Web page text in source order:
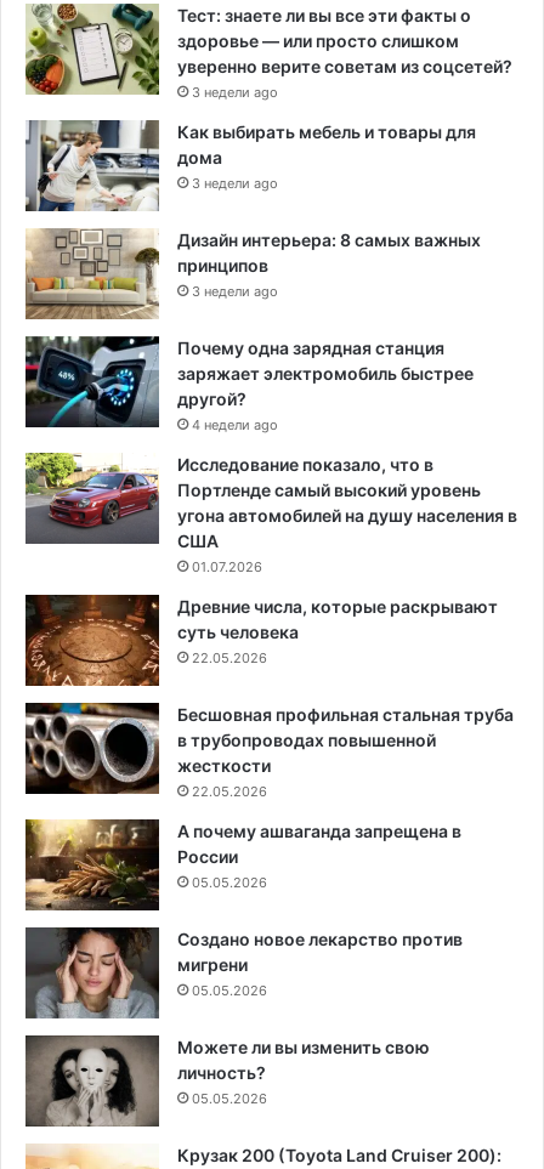
Тест: знаете ли вы все эти факты о
здоровье — или просто слишком
уверенно верите советам из соцсетей?
3 недели ago
Как выбирать мебель и товары для
дома
3 недели ago
Дизайн интерьера: 8 самых важных
принципов
3 недели ago
Почему одна зарядная станция
заряжает электромобиль быстрее
другой?
4 недели ago
Исследование показало, что в
Портленде самый высокий уровень
угона автомобилей на душу населения в
США
01.07.2026
Древние числа, которые раскрывают
суть человека
22.05.2026
Бесшовная профильная стальная труба
в трубопроводах повышенной
жесткости
22.05.2026
А почему ашваганда запрещена в
России
05.05.2026
Создано новое лекарство против
мигрени
05.05.2026
Можете ли вы изменить свою
личность?
05.05.2026
Крузак 200 (Toyota Land Cruiser 200):